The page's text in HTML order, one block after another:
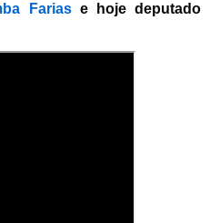
Farias e hoje deputado